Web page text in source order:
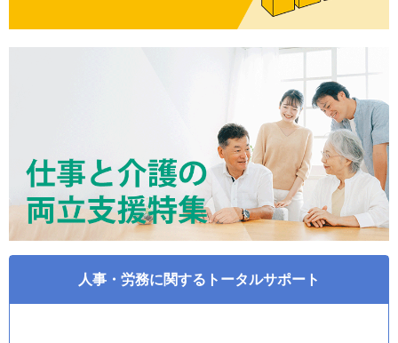
人事・労務に関するトータルサポート